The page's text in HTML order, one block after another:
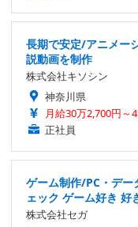
長期で安定/アニメー
説動画を制作
株式会社キソシン
神奈川県
月給30万2,700円～
正社員
ゲーム制作/PC・デー
ェック ゲーム好き 好
株式会社セガ